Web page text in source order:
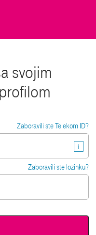
svojim
Zaboravili ste Telekom ID?
i
Zaboravili ste lozinku?